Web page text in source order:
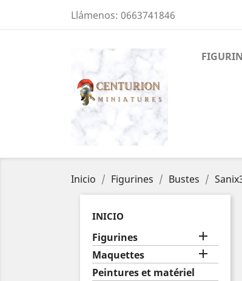
Llámenos: 0663741846
Inicio Figurines Bustes
INICIO
Figurines 
Maquettes 
Peintures et matériel